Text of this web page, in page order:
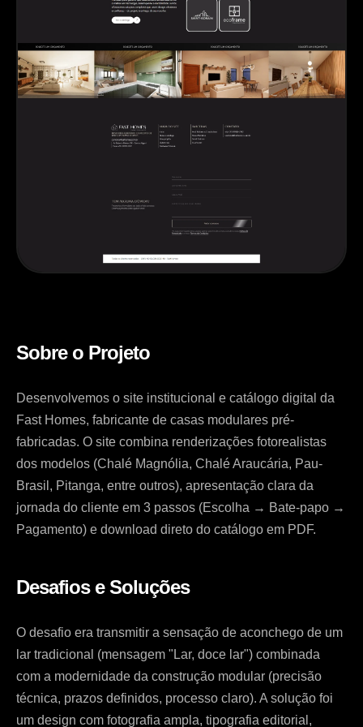
Sobre o Projeto
Desenvolvemos o site institucional e catálogo digital da
Fast Homes, fabricante de casas modulares pré-
fabricadas. O site combina renderizações fotorealistas
dos modelos (Chalé Magnólia, Chalé Araucária, Pau-
Brasil, Pitanga, entre outros), apresentação clara da
jornada do cliente em 3 passos (Escolha → Bate-papo →
Pagamento) e download direto do catálogo em PDF.
Desafios e Soluções
O desafio era transmitir a sensação de aconchego de um
lar tradicional (mensagem "Lar, doce lar") combinada
com a modernidade da construção modular (precisão
técnica, prazos definidos, processo claro). A solução foi
um design com fotografia ampla, tipografia editorial,